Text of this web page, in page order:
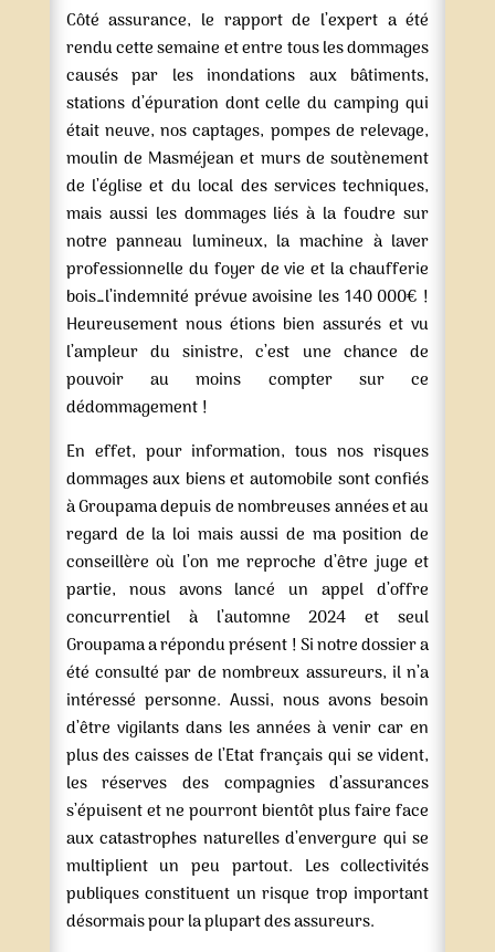
Côté assurance, le rapport de l’expert a été
rendu cette semaine et entre tous les dommages
causés par les inondations aux bâtiments,
stations d’épuration dont celle du camping qui
était neuve, nos captages, pompes de relevage,
moulin de Masméjean et murs de soutènement
de l’église et du local des services techniques,
mais aussi les dommages liés à la foudre sur
notre panneau lumineux, la machine à laver
professionnelle du foyer de vie et la chaufferie
bois…l’indemnité prévue avoisine les 140 000€ !
Heureusement nous étions bien assurés et vu
l’ampleur du sinistre, c’est une chance de
pouvoir au moins compter sur ce
dédommagement !
En effet, pour information, tous nos risques
dommages aux biens et automobile sont confiés
à Groupama depuis de nombreuses années et au
regard de la loi mais aussi de ma position de
conseillère où l’on me reproche d’être juge et
partie, nous avons lancé un appel d’offre
concurrentiel à l’automne 2024 et seul
Groupama a répondu présent ! Si notre dossier a
été consulté par de nombreux assureurs, il n’a
intéressé personne. Aussi, nous avons besoin
d’être vigilants dans les années à venir car en
plus des caisses de l’Etat français qui se vident,
les réserves des compagnies d’assurances
s’épuisent et ne pourront bientôt plus faire face
aux catastrophes naturelles d’envergure qui se
multiplient un peu partout. Les collectivités
publiques constituent un risque trop important
désormais pour la plupart des assureurs.